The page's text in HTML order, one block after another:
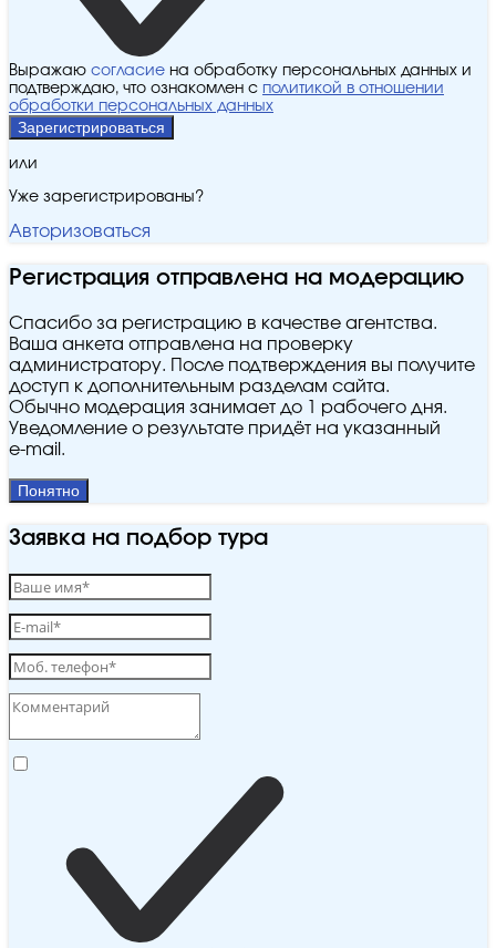
Выражаю согласие на обработку персональных данных и
подтверждаю, что ознакомлен с политикой в отношении
обработки персональных данных
Зарегистрироваться
или
Уже зарегистрированы?
Авторизоваться
Регистрация отправлена на модерацию
Спасибо за регистрацию в качестве агентства.
Ваша анкета отправлена на проверку
администратору. После подтверждения вы получите
доступ к дополнительным разделам сайта.
Обычно модерация занимает до 1 рабочего дня.
Уведомление о результате придёт на указанный
e‑mail.
Понятно
Заявка на подбор тура